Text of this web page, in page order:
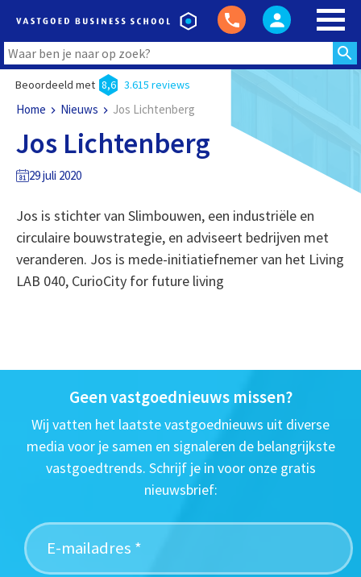
Beoordeeld met 8,6 3.615 reviews
Home Nieuws Jos Lichtenberg
Jos Lichtenberg
29 juli 2020
Jos is stichter van Slimbouwen, een industriële en
circulaire bouwstrategie, en adviseert bedrijven met
veranderen. Jos is mede-initiatiefnemer van het Living
LAB 040, CurioCity for future living
Geen vastgoednieuws missen?
Wij vatten het laatste vastgoednieuws uit diverse
media voor je samen en signaleren de belangrijkste
vastgoedtrends. Schrijf je in voor onze gratis
nieuwsbrief: